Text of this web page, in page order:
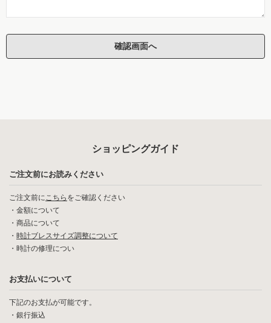
ショッピングガイド
ご注文前にお読みください
ご注文前にこちら をご確認ください
・ 金額について
・ 商品について
・ 時計ブレスサイズ調整について
・ 時計の修理につい
お支払いについて
下記のお支払が可能です。
・銀行振込